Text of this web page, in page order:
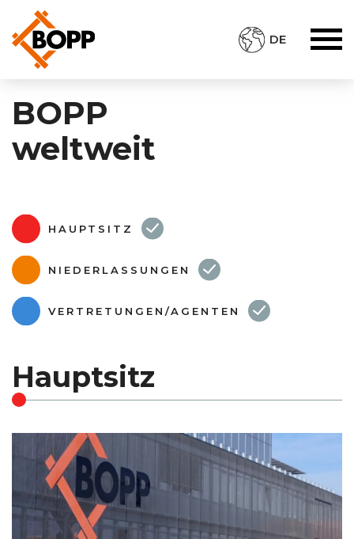
DE
BOPP
weltweit
HAUPTSITZ
NIEDERLASSUNGEN
VERTRETUNGEN/AGENTEN
Hauptsitz